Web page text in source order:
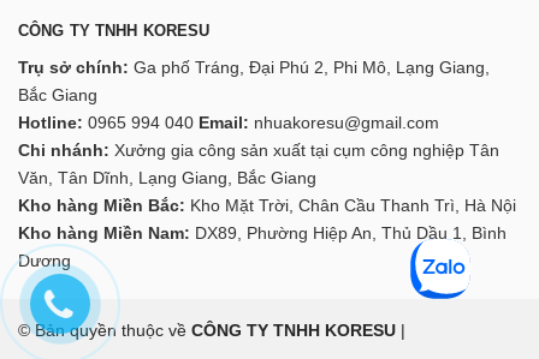
CÔNG TY TNHH KORESU
Trụ sở chính: Ga phố Tráng, Đại Phú 2, Phi Mô, Lạng Giang,
Bắc Giang
Hotline: 0965 994 040 Email: nhuakoresu@gmail.com
Chi nhánh: Xưởng gia công sản xuất tại cụm công nghiệp Tân
Văn, Tân Dĩnh, Lạng Giang, Bắc Giang
Kho hàng Miền Bắc: Kho Mặt Trời, Chân Cầu Thanh Trì, Hà Nội
Kho hàng Miền Nam: DX89, Phường Hiệp An, Thủ Dầu 1, Bình
Dương
© Bản quyền thuộc về CÔNG TY TNHH KORESU |